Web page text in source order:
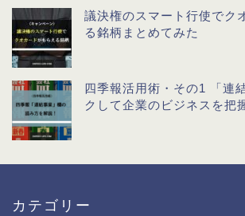
議決権のスマート行使でク
る銘柄まとめてみた
四季報活用術・その1 「連
クして企業のビジネスを把
カテゴリー